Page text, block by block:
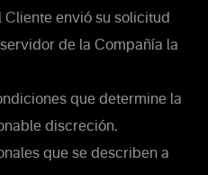
envió su solicitud
de la Compañía la
que determine la
discreción.
que se describen a